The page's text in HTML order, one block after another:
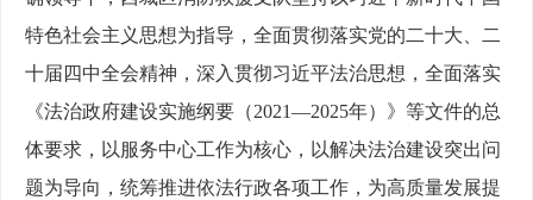
特色社会主义思想为指导，全面贯彻落实党的二十大、二
十届四中全会精神，深入贯彻习近平法治思想，全面落实
《法治政府建设实施纲要（2021—2025年）》等文件的总
体要求，以服务中心工作为核心，以解决法治建设突出问
题为导向，统筹推进依法行政各项工作，为高质量发展提